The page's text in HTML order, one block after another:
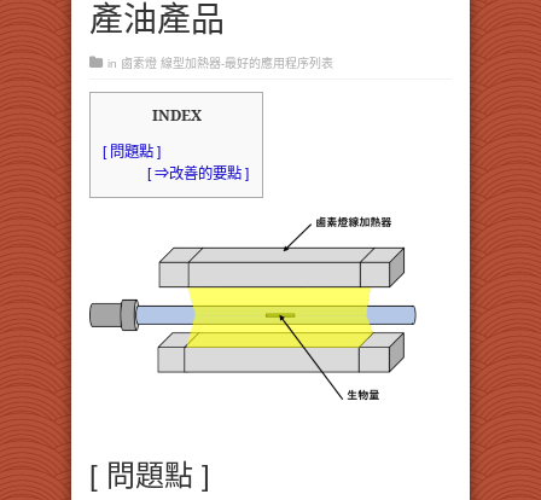
產油產品
in 鹵素燈 線型加熱器-最好的應用程序列表
INDEX
[ 問題點 ]
[ ⇒改善的要點 ]
[ 問題點 ]